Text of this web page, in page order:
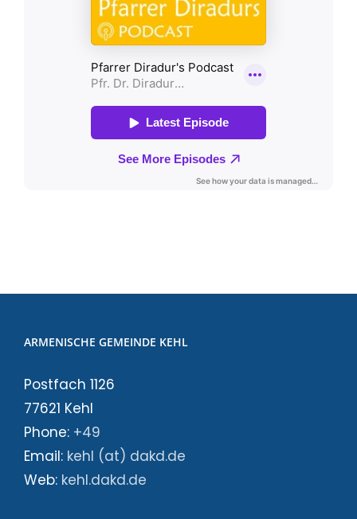
ARMENISCHE GEMEINDE KEHL
Postfach 1126
77621 Kehl
Phone: +49
Email: kehl (at) dakd.de
Web: kehl.dakd.de